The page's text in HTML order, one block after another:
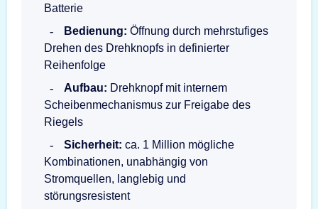
Batterie
Bedienung: Öffnung durch mehrstufiges
Drehen des Drehknopfs in definierter
Reihenfolge
Aufbau: Drehknopf mit internem
Scheibenmechanismus zur Freigabe des
Riegels
Sicherheit: ca. 1 Million mögliche
Kombinationen, unabhängig von
Stromquellen, langlebig und
störungsresistent